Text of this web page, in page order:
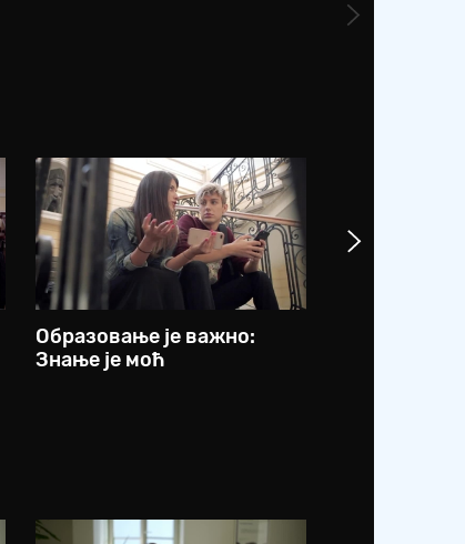
Образовање је важно:
Знање је моћ